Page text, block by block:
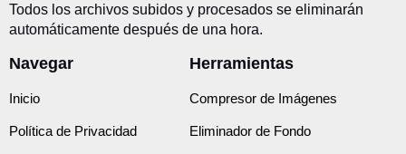
Todos los archivos subidos y procesados se eliminarán
automáticamente después de una hora.
Navegar
Inicio
Política de Privacidad
Herramientas
Compresor de Imágenes
Eliminador de Fondo